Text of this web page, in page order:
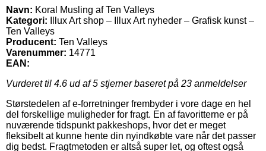
Navn: Koral Musling af Ten Valleys
Kategori: Illux Art shop – Illux Art nyheder – Grafisk kunst –
Ten Valleys
Producent: Ten Valleys
Varenummer: 14771
EAN:
Vurderet til 4.6 ud af 5 stjerner baseret på 23 anmeldelser
Størstedelen af e-forretninger frembyder i vore dage en hel
del forskellige muligheder for fragt. En af favoritterne er på
nuværende tidspunkt pakkeshops, hvor det er meget
fleksibelt at kunne hente din nyindkøbte vare når det passer
dig bedst. Fragtmetoden er altså super let, og oftest også